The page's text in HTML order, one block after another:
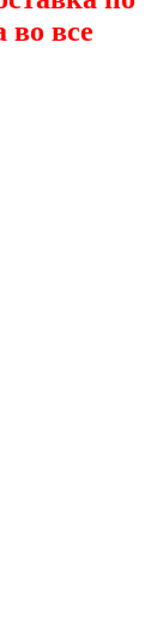
во все